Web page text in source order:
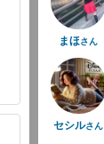
まほさん
セシルさん